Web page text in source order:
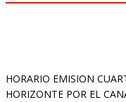
HORARIO EMISION
HORIZONTE POR EL